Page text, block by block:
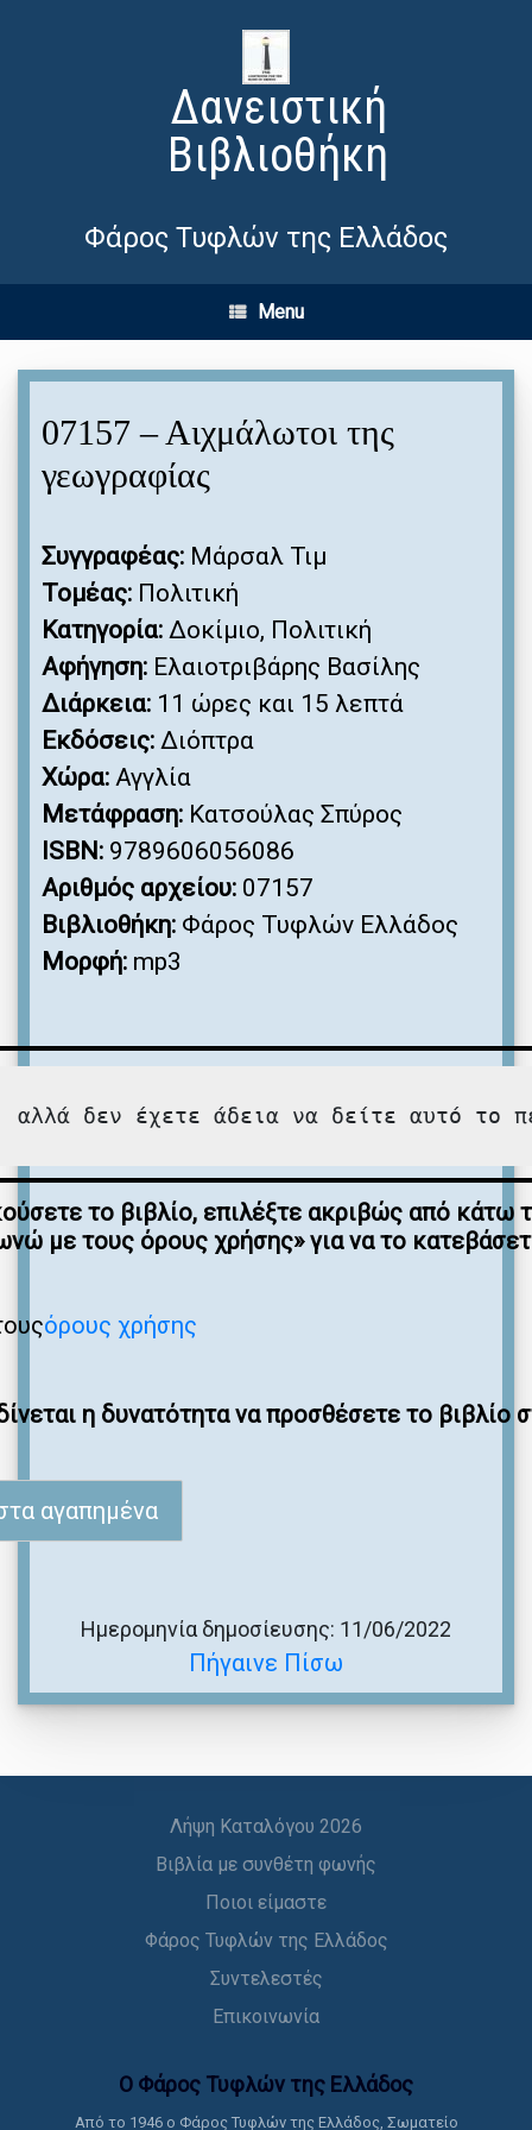
Δανειστική
Βιβλιοθήκη
Φάρος Τυφλών της Ελλάδος
Menu
07157 – Αιχμάλωτοι της
γεωγραφίας
Συγγραφέας: Μάρσαλ Τιμ
Τομέας: Πολιτική
Κατηγορία: Δοκίμιο, Πολιτική
Αφήγηση: Ελαιοτριβάρης Βασίλης
Διάρκεια: 11 ώρες και 15 λεπτά
Εκδόσεις: Διόπτρα
Χώρα: Αγγλία
Μετάφραση: Κατσούλας Σπύρος
ISBN: 9789606056086
Αριθμός αρχείου: 07157
Βιβλιοθήκη: Φάρος Τυφλών Ελλάδος
Μορφή: mp3
αλλά δεν έχετε άδεια να δείτε αυτό το
το βιβλίο, επιλέξτε ακριβώς από κάτω
με τους όρους χρήσης» για να το
όρους χρήσης
η δυνατότητα να προσθέσετε το βιβλίο
αγαπημένα
Πήγαινε Πίσω
Ημερομηνία δημοσίευσης: 11/06/2022
Λήψη Καταλόγου 2026
Βιβλία με συνθέτη φωνής
Ποιοι είμαστε
Φάρος Τυφλών της Ελλάδος
Συντελεστές
Επικοινωνία
Ο Φάρος Τυφλών της Ελλάδoς
Από το 1946 ο Φάρος Τυφλών της Ελλάδος, Σωματείο